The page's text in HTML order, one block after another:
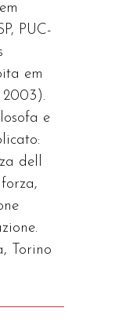
PUC-
em
2003).
e
dell
Torino